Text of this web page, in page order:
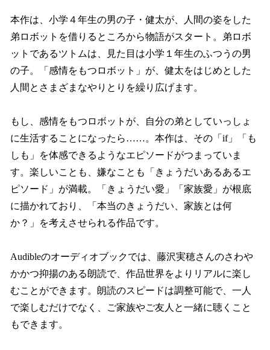
本作は、小学４年生の男の子・健太が、人間の姿をした
弟ロボットを借りるところから物語がスタート。弟ロボ
ットであるツトムは、見た目は小学１年生のふつうの男
の子。「感情をもつロボット」が、健太をはじめとした
人間とさまざまなやりとりを繰り広げます。
もし、感情をもつロボットが、自分の弟としていっしょ
に生活することになったら……。本作は、その「if」「も
しも」を体感できるようなエピソードがつまっていま
す。楽しいことも、嫌なことも「きょうだいあるあるエ
ピソード」が満載。「きょうだい愛」「家族愛」が根底
に描かれており、「本当のきょうだい、家族とは何
か？」を考えさせられる作品です。
Audibleのオーディオブックでは、藤沢実穂さんのさわや
かかつ抑揚のある朗読で、作品世界をよりリアルに楽し
むことができます。朗読のスピードは調整可能で、一人
で楽しむだけでなく、ご家族やご友人と一緒に聴くこと
もできます。